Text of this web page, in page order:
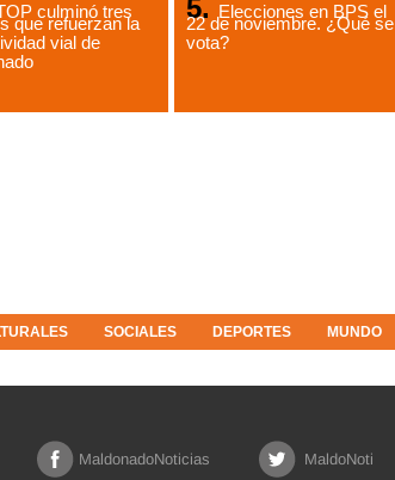
culminó tres
que refuerzan la
vial de
Elecciones en BPS el
22 de noviembre. ¿Qué se
vota?
SOCIALES DEPORTES MUNDO
MaldonadoNoticias MaldoNoti